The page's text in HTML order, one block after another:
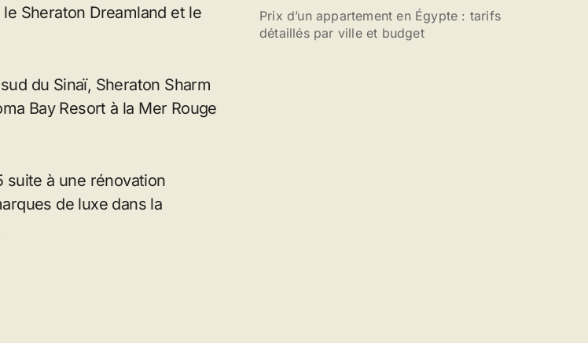
Sheraton Dreamland et le
du Sinaï, Sheraton Sharm
Bay Resort à la Mer Rouge
suite à une rénovation
de luxe dans la
Prix d’un appartement en Égypte : tarifs
détaillés par ville et budget